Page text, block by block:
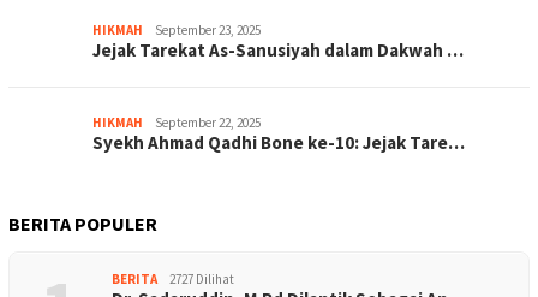
HIKMAH September 23, 2025
Jejak Tarekat As-Sanusiyah dalam Dakwah …
HIKMAH September 22, 2025
Syekh Ahmad Qadhi Bone ke-10: Jejak Tare…
BERITA POPULER
BERITA 2727 Dilihat